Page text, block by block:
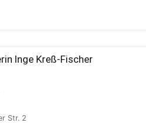
Inge Kreß-Fischer
Str. 2